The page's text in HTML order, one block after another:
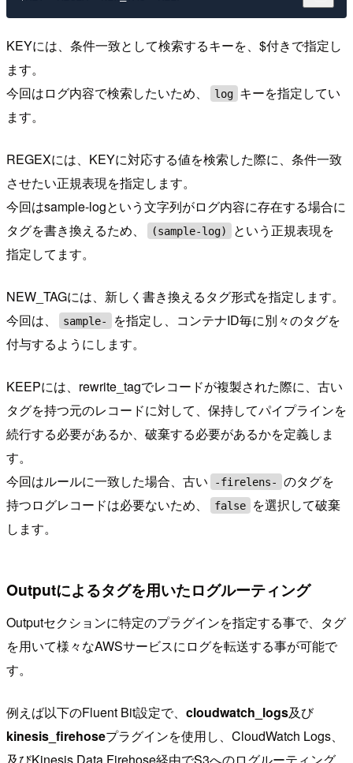
KEYには、条件一致として検索するキーを、$付きで指定し
ます。
今回はログ内容で検索したいため、
log キーを指定してい
ます。
REGEXには、KEYに対応する値を検索した際に、条件一致
させたい正規表現を指定します。
今回はsample-logという文字列がログ内容に存在する場合に
タグを書き換えるため、
(sample-log)
という正規表現を
指定してます。
NEW_TAGには、新しく書き換えるタグ形式を指定します。
今回は、
sample-
を指定し、コンテナID毎に別々のタグを
付与するようにします。
KEEPには、rewrite_tagでレコードが複製された際に、古い
タグを持つ元のレコードに対して、保持してパイプラインを
続行する必要があるか、破棄する必要があるかを定義しま
す。
今回はルールに一致した場合、古い
-firelens-
のタグを
持つログレコードは必要ないため、
false
を選択して破棄
します。
Outputによるタグを用いたログルーティング
Outputセクションに特定のプラグインを指定する事で、タグ
を用いて様々なAWSサービスにログを転送する事が可能で
す。
例えば以下のFluent Bit設定で、 cloudwatch_logs及び
kinesis_firehoseプラグインを使用し、CloudWatch Logs、